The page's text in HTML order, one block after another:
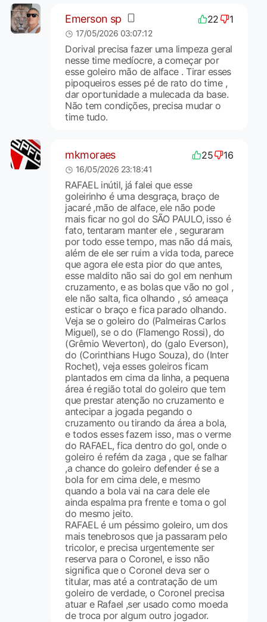
Emerson sp 22 1
17/05/2026 03:07:12
Dorival precisa fazer uma limpeza geral
nesse time medíocre, a começar por
esse goleiro mão de alface . Tirar esses
pipoqueiros esses pé de rato do time ,
dar oportunidade a mulecada da base.
Não tem condições, precisa mudar o
time tudo.
mkmoraes 25 16
16/05/2026 23:18:41
RAFAEL inútil, já falei que esse
goleirinho é uma desgraça, braço de
jacaré ,mão de alface, ele não pode
mais ficar no gol do SÃO PAULO, isso é
fato, tentaram manter ele , seguraram
por todo esse tempo, mas não dá mais,
além de ele ser ruim a vida toda, parece
que agora ele esta pior do que antes,
esse maldito não sai do gol em nenhum
cruzamento, e as bolas que vão no gol ,
ele não salta, fica olhando , só ameaça
esticar o braço e fica parado olhando.
Veja se o goleiro do (Palmeiras Carlos
Miguel), se o do (Flamengo Rossi), do
(Grêmio Weverton), do (galo Everson),
do (Corinthians Hugo Souza), do (Inter
Rochet), veja esses goleiros ficam
plantados em cima da linha, a pequena
área é região total do goleiro que tem
que prestar atenção no cruzamento e
antecipar a jogada pegando o
cruzamento ou tirando da área a bola,
e todos esses fazem isso, mas o verme
do RAFAEL, fica dentro do gol, onde o
goleiro é refém da zaga , que se falhar
,a chance do goleiro defender é se a
bola for em cima dele, e mesmo
quando a bola vai na cara dele ele
ainda espalma pra frente e toma o gol
do mesmo jeito.
RAFAEL é um péssimo goleiro, um dos
mais tenebrosos que ja passaram pelo
tricolor, e precisa urgentemente ser
reserva para o Coronel, e isso não
significa que o Coronel deva ser o
titular, mas até a contratação de um
goleiro de verdade, o Coronel precisa
atuar e Rafael ,ser usado como moeda
de troca por algum outro jogador.